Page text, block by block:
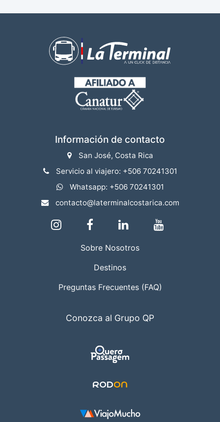
Información de contacto
San José, Costa Rica
Servicio al viajero: +506 70241301
Whatsapp: +506 70241301
contacto@laterminalcostarica.com
Sobre Nosotros
Destinos
Preguntas Frecuentes (FAQ)
Conozca al Grupo QP